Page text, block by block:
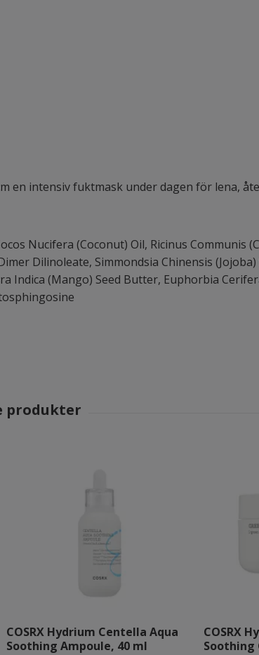
en intensiv fuktmask under dagen för lena,
Nucifera (Coconut) Oil, Ricinus Communis
Dilinoleate, Simmondsia Chinensis (Jojoba)
Indica (Mango) Seed Butter, Euphorbia
COSRX Hydrium Centella Aqua
Soothing Ampoule, 40 ml
COSRX
Soothing